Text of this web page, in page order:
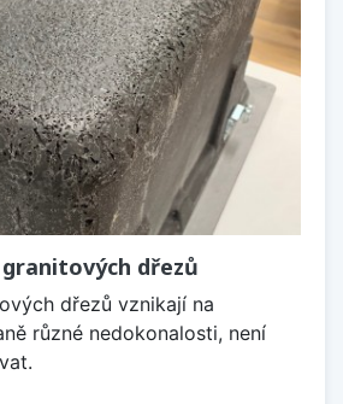
dřezů
dřezů vznikají na
různé nedokonalosti, není